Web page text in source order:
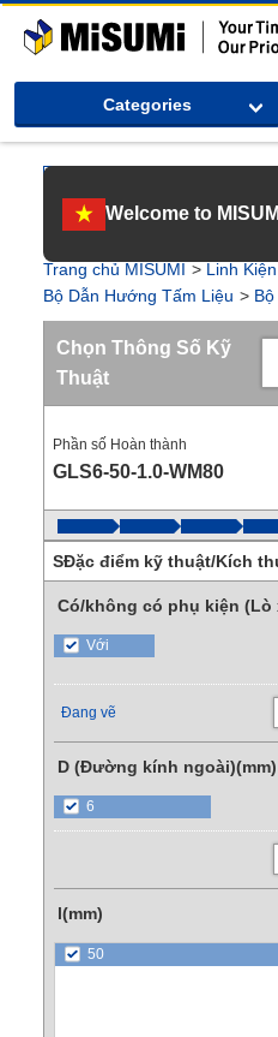
MiSUMi
Categories
Welcome to
[Recruitment] We're hiring!
Trang chủ MISUMI Linh
Bộ Dẫn Hướng Tấm Liệu
Chọn Thông Số Kỹ
Thuật
Phần số Hoàn thành
GLS6-50-1.0-WM80
SĐặc điểm kỹ thuật/Kích
Có/không có phụ kiện (Lò
Với
Đang vẽ
D (Đường kính ngoài)(mm)
6
l(mm)
50